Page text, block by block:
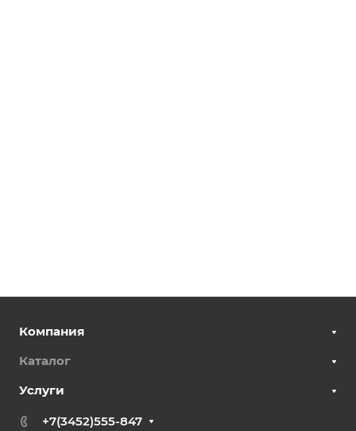
Компания
Каталог
Услуги
+7(3452)555-847